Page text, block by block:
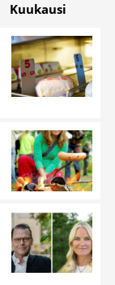
Kuukausi